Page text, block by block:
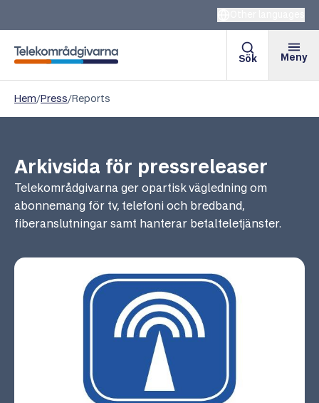
Telekområdgivarna
Sök Meny
Hem/Press/Reports
Arkivsida för pressreleaser
Telekområdgivarna ger opartisk vägledning om
abonnemang för tv, telefoni och bredband,
fiberanslutningar samt hanterar betalteletjänster.